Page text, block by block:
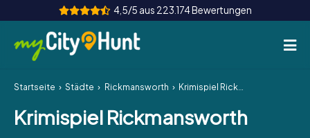
4,5/5 aus 223.174 Bewertungen
So funktioniert's
Städte
Startseite Städte Rickmansworth Krimispiel Rickmansworth
Krimispiel Rickmansworth